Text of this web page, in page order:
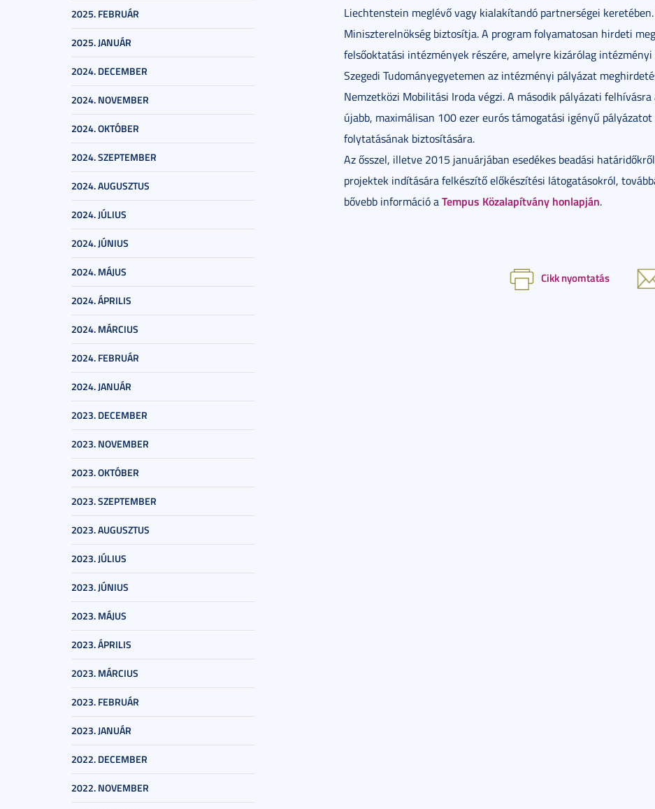
2025. FEBRUÁR
2025. JANUÁR
2024. DECEMBER
2024. NOVEMBER
2024. OKTÓBER
2024. SZEPTEMBER
2024. AUGUSZTUS
2024. JÚLIUS
2024. JÚNIUS
2024. MÁJUS
2024. ÁPRILIS
2024. MÁRCIUS
2024. FEBRUÁR
2024. JANUÁR
2023. DECEMBER
2023. NOVEMBER
2023. OKTÓBER
2023. SZEPTEMBER
2023. AUGUSZTUS
2023. JÚLIUS
2023. JÚNIUS
2023. MÁJUS
2023. ÁPRILIS
2023. MÁRCIUS
2023. FEBRUÁR
2023. JANUÁR
2022. DECEMBER
2022. NOVEMBER
Liechtenstein meglévő vagy kialakítandó partnerségei
Miniszterelnökség biztosítja. A program folyamatosan hirdeti
felsőoktatási intézmények részére, amelyre kizárólag
Szegedi Tudományegyetemen az intézményi pályázat
Nemzetközi Mobilitási Iroda végzi. A második pályázati
újabb, maximálisan 100 ezer eurós támogatási igényű
folytatásának biztosítására.
Az ősszel, illetve 2015 januárjában esedékes beadási
projektek indítására felkészítő előkészítési látogatásokról,
bővebb információ aTempus Közalapítvány honlapján.
Cikk nyomtatás